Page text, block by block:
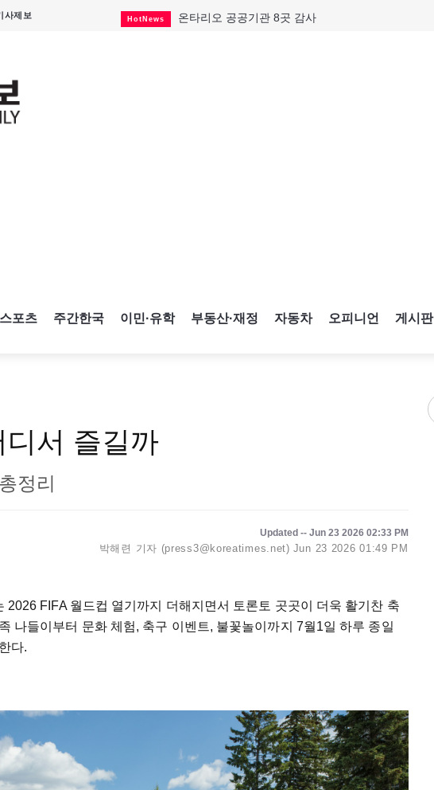
사제보 HotNews 온타리오 공공기관 8곳 감사
포츠 주간한국 이민·유학 부동산·재정 자동차 오피니언 게시판
서 즐길까
정리
Updated -- Jun 23 2026 02:33 PM
박해련 기자 (press3@koreatimes.net) Jun 23 2026 01:49 PM
2026 FIFA 월드컵 열기까지 더해지면서 토론토 곳곳이 더욱 활기찬 축
나들이부터 문화 체험, 축구 이벤트, 불꽃놀이까지 7월1일 하루 종일
다.